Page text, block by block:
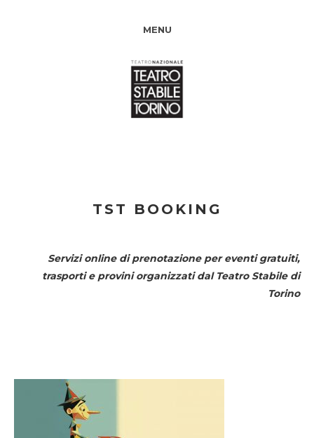
MENU
TST BOOKING
Servizi online di prenotazione per eventi gratuiti,
trasporti e provini organizzati dal Teatro Stabile di
Torino